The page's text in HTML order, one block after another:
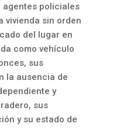
agentes policiales
vivienda sin orden
del lugar en
como vehículo
sus
la ausencia de
y
sus
y su estado de